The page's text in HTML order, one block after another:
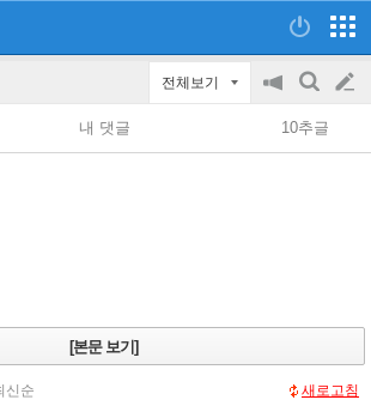
전체보기
공
지
on/off
검
색
글
쓰
내 댓글 10추글
[본문 보기]
신순 새로고침